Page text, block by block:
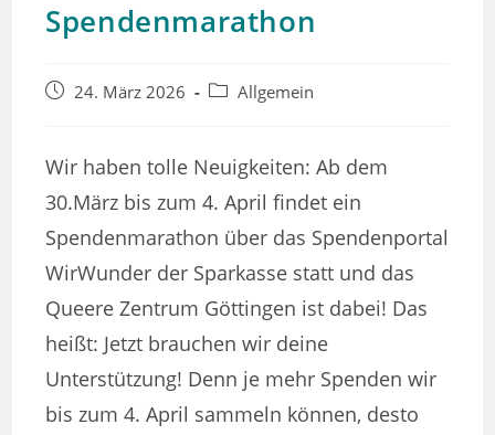
Spendenmarathon
Beitrag24. März 2026
Beitrags-
Allgemein
Wir haben tolle Neuigkeiten: Ab dem
30.März bis zum 4. April findet ein
Spendenmarathon über das Spendenportal
WirWunder der Sparkasse statt und das
Queere Zentrum Göttingen ist dabei! Das
heißt: Jetzt brauchen wir deine
Unterstützung! Denn je mehr Spenden wir
bis zum 4. April sammeln können, desto